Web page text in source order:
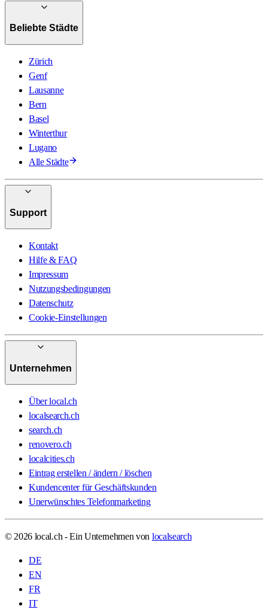
Beliebte Städte
Zürich
Genf
Lausanne
Bern
Basel
Winterthur
Lugano
Alle Städte
Support
Kontakt
Hilfe & FAQ
Impressum
Nutzungsbedingungen
Datenschutz
Cookie-Einstellungen
Unternehmen
Über local.ch
localsearch.ch
search.ch
renovero.ch
localcities.ch
Eintrag erstellen / ändern / löschen
Kundencenter für Geschäftskunden
Unerwünschtes Telefonmarketing
© 2026 local.ch - Ein Unternehmen von localsearch
DE
EN
FR
IT